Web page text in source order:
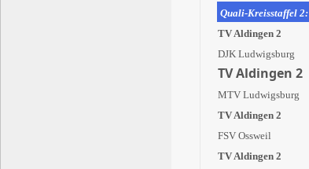
Quali-Kreisstaffel 2:
TV Aldingen 2
DJK Ludwigsburg
TV Aldingen 2
MTV Ludwigsburg
TV Aldingen 2
FSV Ossweil
TV Aldingen 2